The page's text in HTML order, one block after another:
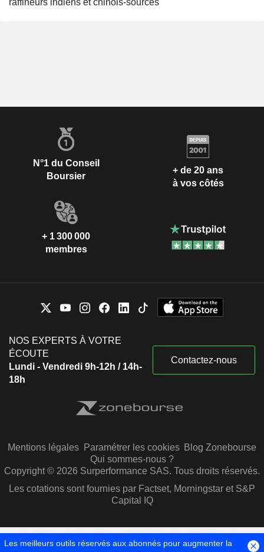
N°1 du Conseil
Boursier
+ de 20 ans
à vos côtés
+ 1 300 000
membres
NOS EXPERTS À VOTRE
ÉCOUTE
Lundi - Vendredi 9h-12h / 14h-
18h
Contactez-nous
Mentions légales Paramétrer les cookies Blog Zonebourse
Qui sommes-nous ?
Copyright © 2026 Surperformance SAS. Tous droits réservés.
Les cotations sont fournies par Factset, Morningstar et S&P
Capital IQ
Les meilleurs outils réservés aux abonnés pour augmenter la